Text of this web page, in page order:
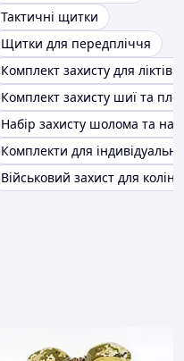
Тактичні щитки
Щитки для передпліччя
Комплект захисту для ліктів
Комплект захисту шиї та
Набір захисту шолома та
Комплекти для
Військовий захист для колін і